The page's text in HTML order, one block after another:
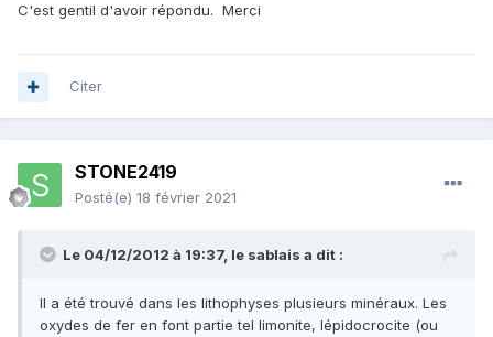
C'est gentil d'avoir répondu. Merci
Citer
STONE2419
Posté(e) 18 février 2021
Le 04/12/2012 à 19:37, le sablais a dit :
Il a été trouvé dans les lithophyses plusieurs minéraux. Les
oxydes de fer en font partie tel limonite, lépidocrocite (ou